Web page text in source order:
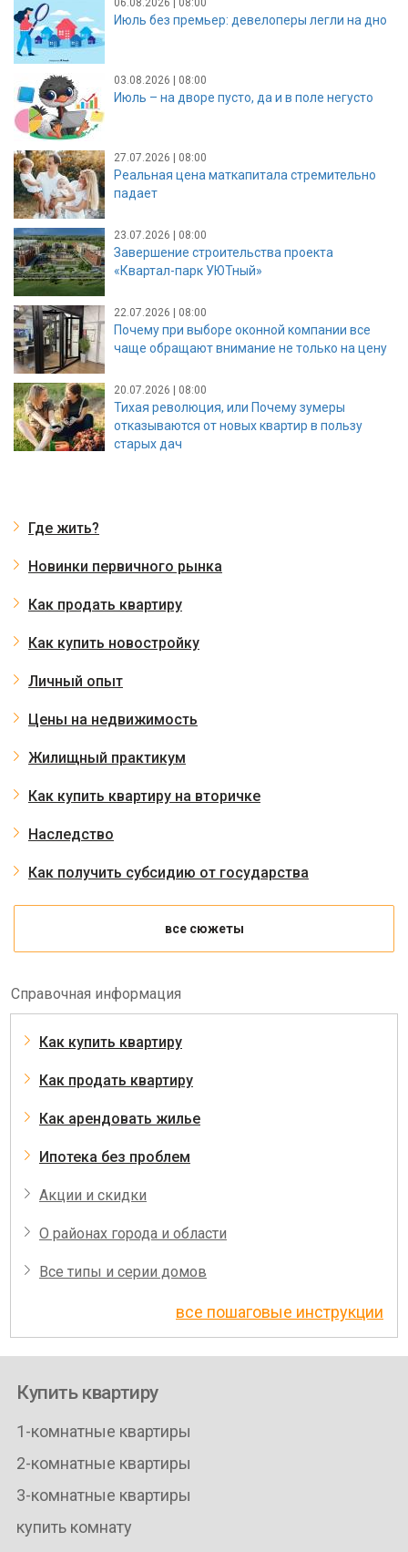
06.08.2026 | 08:00
Июль без премьер: девелоперы легли на дно
03.08.2026 | 08:00
Июль – на дворе пусто, да и в поле негусто
27.07.2026 | 08:00
Реальная цена маткапитала стремительно
падает
23.07.2026 | 08:00
Завершение строительства проекта
«Квартал-парк УЮТный»
22.07.2026 | 08:00
Почему при выборе оконной компании все
чаще обращают внимание не только на цену
20.07.2026 | 08:00
Тихая революция, или Почему зумеры
отказываются от новых квартир в пользу
старых дач
Где жить?
Новинки первичного рынка
Как продать квартиру
Как купить новостройку
Личный опыт
Цены на недвижимость
Жилищный практикум
Как купить квартиру на вторичке
Наследство
Как получить субсидию от государства
все сюжеты
Справочная информация
Как купить квартиру
Как продать квартиру
Как арендовать жилье
Ипотека без проблем
Акции и скидки
О районах города и области
Все типы и серии домов
все пошаговые инструкции
Купить квартиру
1-комнатные квартиры
2-комнатные квартиры
3-комнатные квартиры
купить комнату